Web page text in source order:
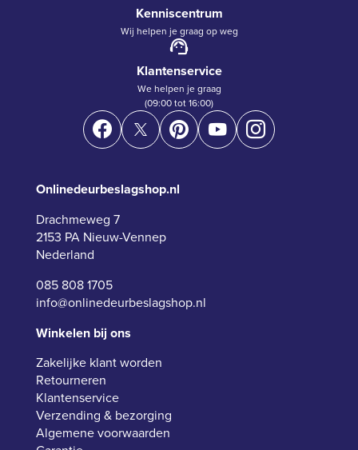
Kenniscentrum
Wij helpen je graag op weg
Klantenservice
We helpen je graag
(09:00 tot 16:00)
Onlinedeurbeslagshop.nl
Drachmeweg 7
2153 PA Nieuw-Vennep
Nederland
085 808 1705
info@onlinedeurbeslagshop.nl
Winkelen bij ons
Zakelijke klant worden
Retourneren
Klantenservice
Verzending & bezorging
Algemene voorwaarden